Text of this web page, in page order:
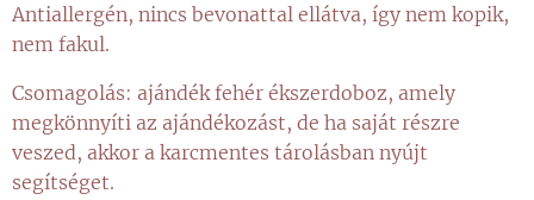
Antiallergén, nincs bevonattal ellátva, így nem kopik,
nem fakul.
Csomagolás: ajándék fehér ékszerdoboz, amely
megkönnyíti az ajándékozást, de ha saját részre
veszed, akkor a karcmentes tárolásban nyújt
segítséget.